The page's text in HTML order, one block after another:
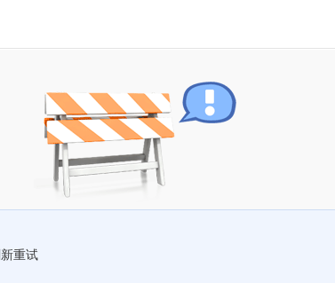
重试